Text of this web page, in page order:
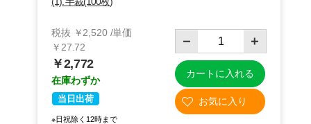
税抜 ￥2,520 /単価
￥27.72
￥2,772
在庫わずか
当日出荷
※日祝除く12時まで
カートに入れる